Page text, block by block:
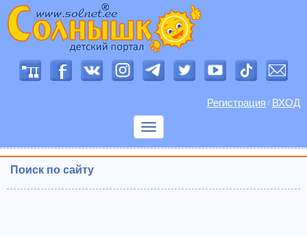
Регистрация / ВХОД
Показать
Поиск по сайту